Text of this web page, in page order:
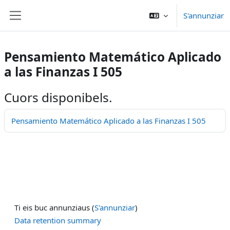
S'annunziar
Pensamiento Matemático Aplicado
a las Finanzas I 505
Cuors disponibels.
Pensamiento Matemático Aplicado a las Finanzas I 505
Ti eis buc annunziaus (S'annunziar)
Data retention summary